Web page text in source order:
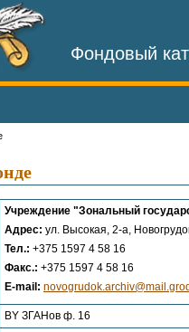
Фондовый
Учреждение "Зональный
Адрес: ул. Высокая, 2-а,
Тел.: +375 1597 4 58 16
Факс.: +375 1597 4 58 16
E-mail:
BY ЗГАНов ф. 16